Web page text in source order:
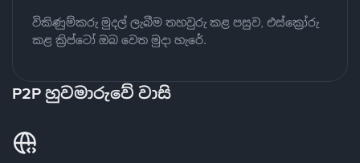
විකිණුම්කරු මුදල් ලැබීම තහවුරු කළ පසුව, එස්ක්‍රෝරු
කළ ක්‍රිප්ටෝ ඔබ වෙත මුදා හැරේ.
P2P හුවමාරුවේ වාසි